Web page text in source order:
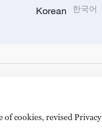
Korean 한국어
cookies, revised